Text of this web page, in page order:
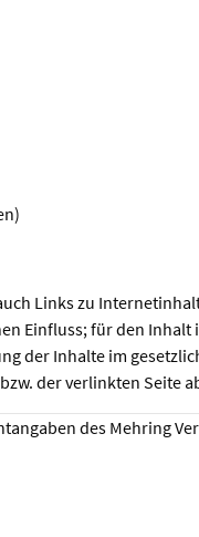
Links zu
Einfluss; für den
der Inhalte im
der verlinkten Seite
des Mehring